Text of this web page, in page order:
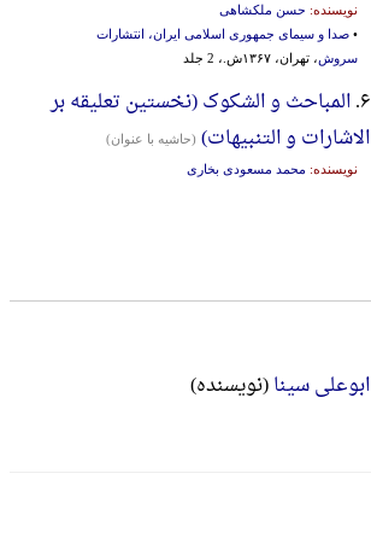
نویسنده: حسن ملکشاهی
• صدا و سیمای جمهوری اسلامی ایران، انتشارات
سروش، تهران، ۱۳۶۷ش.، 2 جلد
۶. المباحث و الشکوک (نخستین تعلیقه بر
الاشارات و التنبیهات) (حاشیه با عنوان)
نویسنده: محمد مسعودی بخاری
ابوعلی سینا(نویسنده)